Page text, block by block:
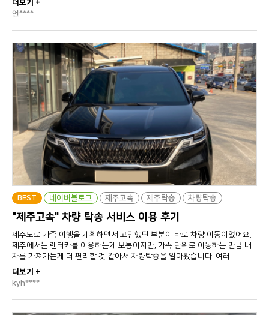
더보기 +
언****
BEST 네이버블로그 제주고속 제주탁송 차량탁송
"제주고속" 차량 탁송 서비스 이용 후기
제주도로 가족 여행을 계획하면서 고민했던 부분이 바로 차량 이동이었어요.
제주에서는 렌터카를 이용하는게 보통이지만, 가족 단위로 이동하는 만큼 내
차를 가져가는게 더 편리할 것 같아서 차량탁송을 알아봤습니다. 여러…
더보기 +
kyh****